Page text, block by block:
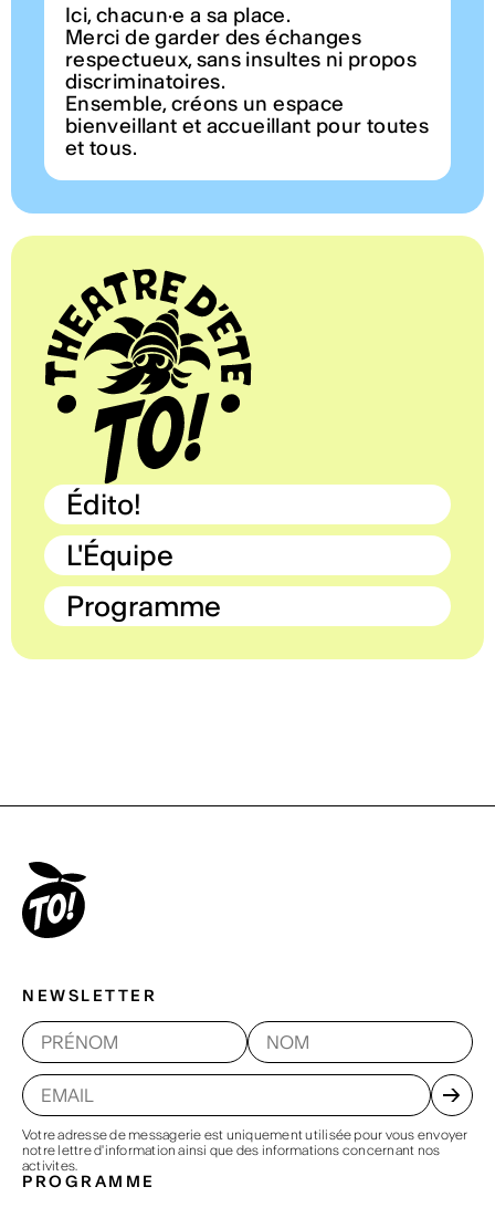
Ici, chacun·e a sa place.
Merci de garder des échanges
respectueux, sans insultes ni propos
discriminatoires.
Ensemble, créons un espace
bienveillant et accueillant pour toutes
et tous.
Édito!
L'Équipe
Programme
NEWSLETTER
Votre adresse de messagerie est uniquement utilisée pour vous envoyer
notre lettre d'information ainsi que des informations concernant nos
activites.
PROGRAMME